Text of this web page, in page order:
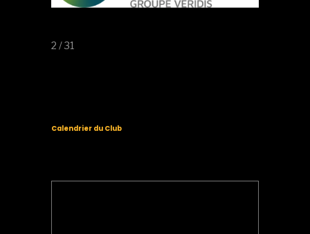
3 / 31
Calendrier du Club